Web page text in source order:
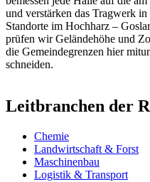
und verstärken das Tragwerk
Standorte im Hochharz –
prüfen wir Geländehöhe und
die Gemeindegrenzen hier
schneiden.
Leitbranchen der
Chemie
Landwirtschaft & Forst
Maschinenbau
Logistik & Transport